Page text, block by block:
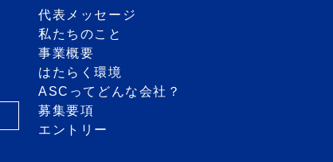
代表メッセージ
私たちのこと
事業概要
はたらく環境
ASCってどんな会社？
募集要項
エントリー